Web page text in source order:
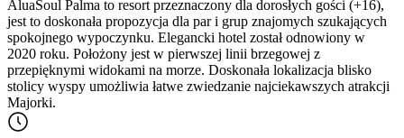
AluaSoul Palma to resort przeznaczony dla dorosłych gości (+16),
jest to doskonała propozycja dla par i grup znajomych szukających
spokojnego wypoczynku. Elegancki hotel został odnowiony w
2020 roku. Położony jest w pierwszej linii brzegowej z
przepięknymi widokami na morze. Doskonała lokalizacja blisko
stolicy wyspy umożliwia łatwe zwiedzanie najciekawszych atrakcji
Majorki.